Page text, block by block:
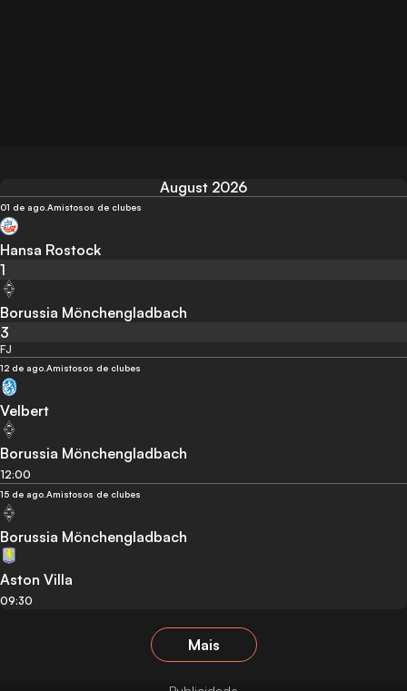
August 2026
01 de ago. Amistosos de clubes
Hansa Rostock
1
Borussia Mönchengladbach
3
FJ
12 de ago. Amistosos de clubes
Velbert
Borussia Mönchengladbach
12:00
15 de ago. Amistosos de clubes
Borussia Mönchengladbach
Aston Villa
09:30
Mais